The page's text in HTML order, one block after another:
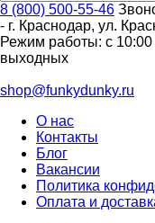
8 (800) 500-55-46
- г. Краснодар, ул.
Режим работы: с
выходных
shop@funkydunky.ru
О нас
Контакты
Блог
Вакансии
Политика
Оплата и